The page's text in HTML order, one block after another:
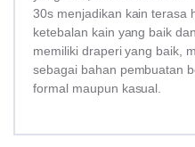
30s menjadikan kain terasa
ketebalan kain yang baik
memiliki draperi yang baik,
sebagai bahan pembuatan
formal maupun kasual.